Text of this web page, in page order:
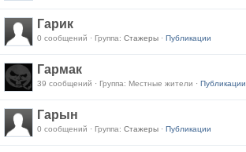
Гарик
0 сообщений · Группа: Стажеры · Публикации
Гармак
39 сообщений · Группа: Местные жители · Публикации
Гарын
0 сообщений · Группа: Стажеры · Публикации